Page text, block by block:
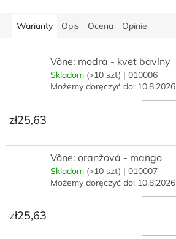
Warianty Opis Ocena Opinie
Vône: modrá - kvet bavlny
Skladom (>10 szt) | 010006
Możemy doręczyć do: 10.8.2026
zł25,63
Vône: oranžová - mango
Skladom (>10 szt) | 010007
Możemy doręczyć do: 10.8.2026
zł25,63